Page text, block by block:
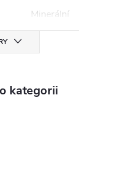
Minerální
kategorii